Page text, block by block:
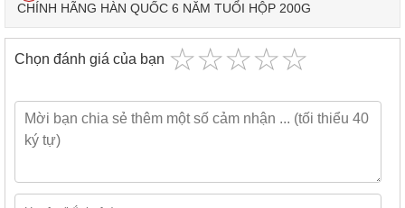
CHÍNH HÃNG HÀN QUỐC 6 NĂM TUỔI HỘP 200G
Chọn đánh giá của bạn ☆☆☆☆☆
★★★★★